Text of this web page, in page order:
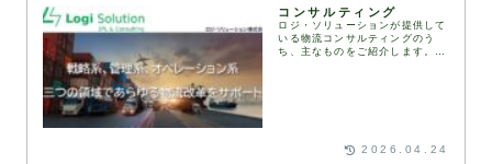
コンサルティング
ロジ・ソリューションが提供して
いる物流コンサルティングのう
ち、主なものをご紹介します。お
2026.04.24